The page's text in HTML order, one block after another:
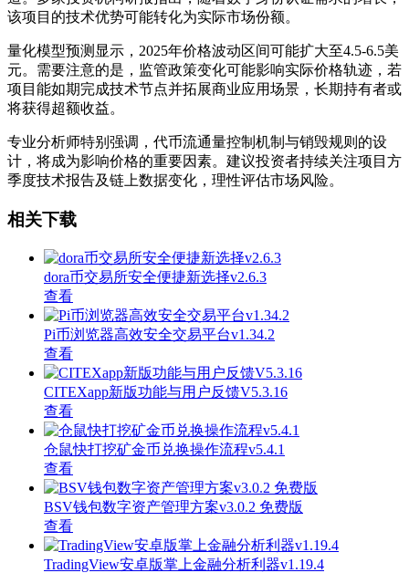
该项目的技术优势可能转化为实际市场份额。
量化模型预测显示，2025年价格波动区间可能扩大至4.5-6.5美
元。需要注意的是，监管政策变化可能影响实际价格轨迹，若
项目能如期完成技术节点并拓展商业应用场景，长期持有者或
将获得超额收益。
专业分析师特别强调，代币流通量控制机制与销毁规则的设
计，将成为影响价格的重要因素。建议投资者持续关注项目方
季度技术报告及链上数据变化，理性评估市场风险。
相关下载
dora币交易所安全便捷新选择v2.6.3
查看
Pi币浏览器高效安全交易平台v1.34.2
查看
CITEXapp新版功能与用户反馈V5.3.16
查看
仓鼠快打挖矿金币兑换操作流程v5.4.1
查看
BSV钱包数字资产管理方案v3.0.2 免费版
查看
TradingView安卓版掌上金融分析利器v1.19.4